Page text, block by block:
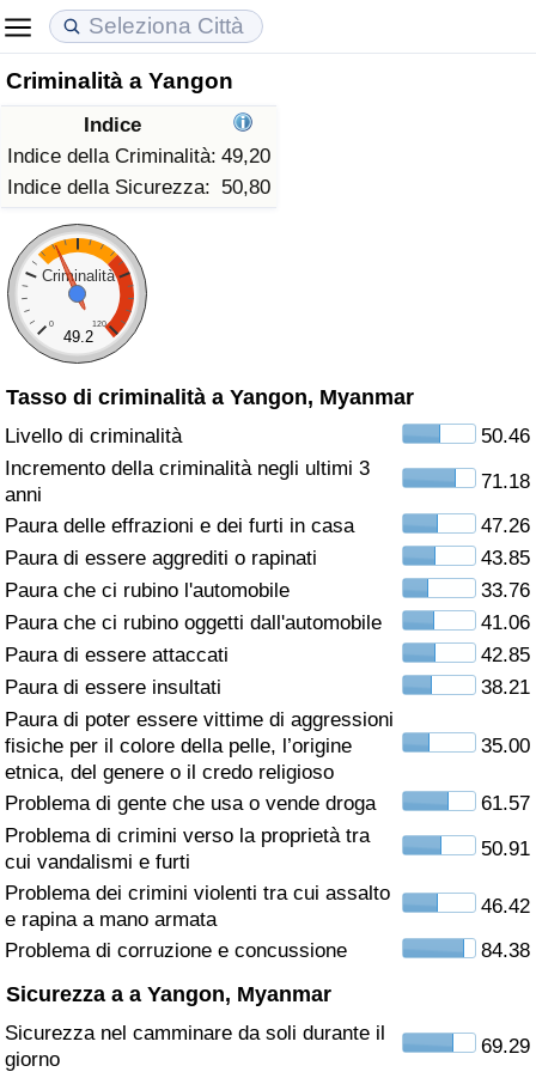
Criminalità a Yangon
Indice
Indice della Criminalità: 49,20
Indice della Sicurezza: 50,80
Criminalità
0 120
49.2
Tasso di criminalità a Yangon, Myanmar
Livello di criminalità
50.46
Incremento della criminalità negli ultimi 3
anni
71.18
Paura delle effrazioni e dei furti in casa
47.26
Paura di essere aggrediti o rapinati
43.85
Paura che ci rubino l'automobile
33.76
Paura che ci rubino oggetti dall'automobile
41.06
Paura di essere attaccati
42.85
Paura di essere insultati
38.21
Paura di poter essere vittime di aggressioni
fisiche per il colore della pelle, l’origine
etnica, del genere o il credo religioso
35.00
Problema di gente che usa o vende droga
61.57
Problema di crimini verso la proprietà tra
cui vandalismi e furti
50.91
Problema dei crimini violenti tra cui assalto
e rapina a mano armata
46.42
Problema di corruzione e concussione
84.38
Sicurezza a a Yangon, Myanmar
Sicurezza nel camminare da soli durante il
giorno
69.29
Costo della vita
Indice Del Costo Della Vita (corrente)
Indice Del Costo Della Vita
Indice del Costo della Vita per Nazione
ad Aqaba
Prezzi degli immobili
Indice del Prezzo delle Case (Corrente)
Indice del Prezzo delle Case
Indice del Prezzo delle Case per Nazione
Qualità della Vita
Indice della Qualità della Vita
Indice della Qualità della Vita (Corrente)
Indice della qualità della vita per Paese
Criminalità
Indice del Tasso di Criminalità (Corrente)
Indice della Criminalità
Indice di criminalità per paese
Assistenza Sanitaria
Indice dell’Assistenza Sanitaria (Corrente)
Indice dell’Assistenza Sanitaria
Indice dell’Assistenza Sanitaria per
Nazione
Inquinamento
Indice dell’Inquinamento (Corrente)
Indice dell’Inquinamento per Nazione